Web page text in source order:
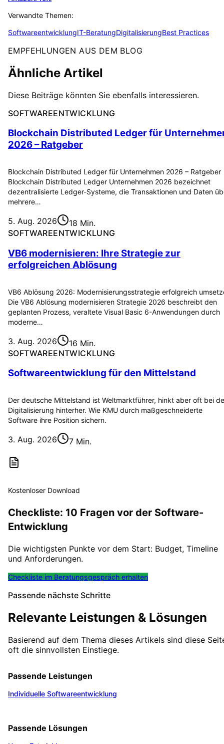
Verwandte Themen:
SoftwareentwicklungIT-BeratungDigitalisierungBest Practices
EMPFEHLUNGEN AUS DEM BLOG
Ähnliche Artikel
Diese Beiträge könnten Sie ebenfalls interessieren.
SOFTWAREENTWICKLUNG
Blockchain Distributed Ledger für
2026 – Ratgeber
Blockchain Distributed Ledger für Unternehmen 2026 – Ratgeber
Blockchain Distributed Ledger Unternehmen 2026 bezeichnet
dezentralisierte Ledger-Systeme, die Transaktionen und Daten
mehrere…
5. Aug. 2026
18 Min.
SOFTWAREENTWICKLUNG
VB6 modernisieren: Ihre Strategie zur
erfolgreichen Ablösung
VB6 Ablösung 2026: Modernisierungsstrategie erfolgreich
Die VB6 Ablösung modernisieren Strategie 2026 beschreibt den
geplanten Prozess, veraltete Visual Basic 6-Anwendungen durch
moderne…
3. Aug. 2026
16 Min.
SOFTWAREENTWICKLUNG
Softwareentwicklung für den Mittelstand
Der deutsche Mittelstand ist Weltmarktführer, hinkt aber oft bei
Digitalisierung hinterher. Wie KMU durch maßgeschneiderte
Software ihre Position sichern.
3. Aug. 2026 7 Min.
Kostenloser Download
Checkliste: 10 Fragen vor der Software-
Entwicklung
Die wichtigsten Punkte vor dem Start: Budget, Timeline
und Anforderungen.
Checkliste im Beratungsgespräch erhalten
Passende nächste Schritte
Relevante Leistungen & Lösungen
Basierend auf dem Thema dieses Artikels sind diese
oft die sinnvollsten Einstiege.
Passende Leistungen
Individuelle Softwareentwicklung
Passende Lösungen